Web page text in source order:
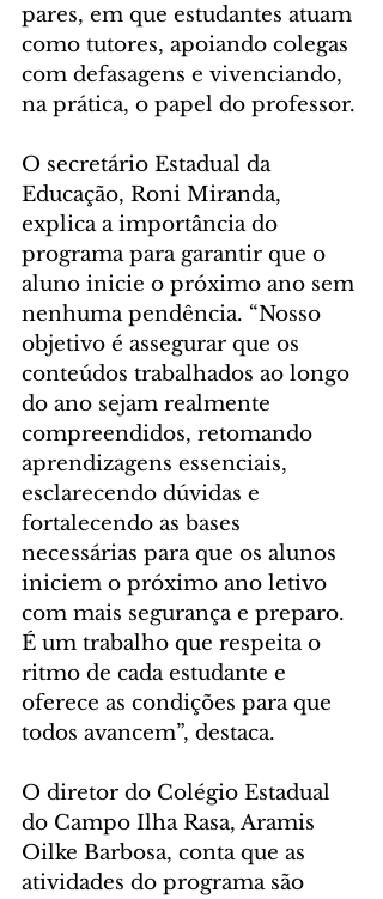
pares, em que estudantes atuam
como tutores, apoiando colegas
com defasagens e vivenciando,
na prática, o papel do professor.
O secretário Estadual da
Educação, Roni Miranda,
explica a importância do
programa para garantir que o
aluno inicie o próximo ano sem
nenhuma pendência. “Nosso
objetivo é assegurar que os
conteúdos trabalhados ao longo
do ano sejam realmente
compreendidos, retomando
aprendizagens essenciais,
esclarecendo dúvidas e
fortalecendo as bases
necessárias para que os alunos
iniciem o próximo ano letivo
com mais segurança e preparo.
É um trabalho que respeita o
ritmo de cada estudante e
oferece as condições para que
todos avancem”, destaca.
O diretor do Colégio Estadual
do Campo Ilha Rasa, Aramis
Oilke Barbosa, conta que as
atividades do programa são